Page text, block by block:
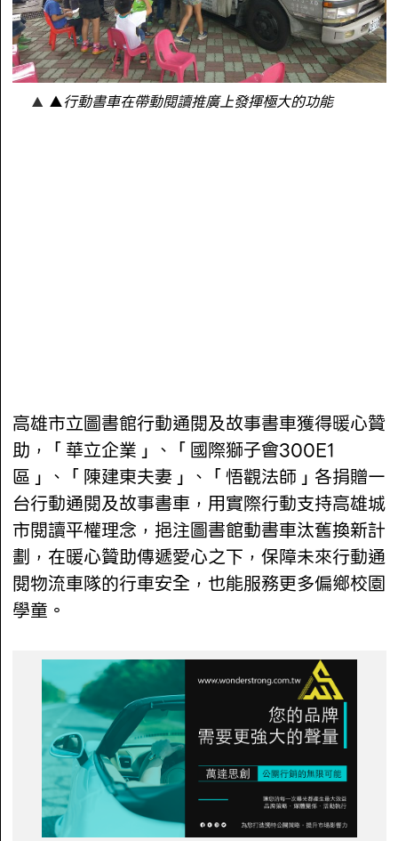
▲行動書車在帶動閱讀推廣上發揮極大的功能
高雄市立圖書館行動通閱及故事書車獲得暖心贊
助，「華立企業」、「國際獅子會300E1
區」、「陳建東夫妻」、「悟觀法師」各捐贈一
台行動通閱及故事書車，用實際行動支持高雄城
市閱讀平權理念，挹注圖書館動書車汰舊換新計
劃，在暖心贊助傳遞愛心之下，保障未來行動通
閱物流車隊的行車安全，也能服務更多偏鄉校園
學童。